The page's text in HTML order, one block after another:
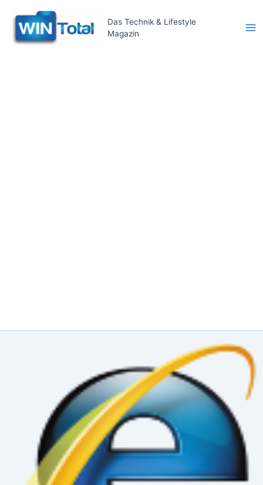
Inhalt
springen
Das Technik & Lifestyle
Magazin